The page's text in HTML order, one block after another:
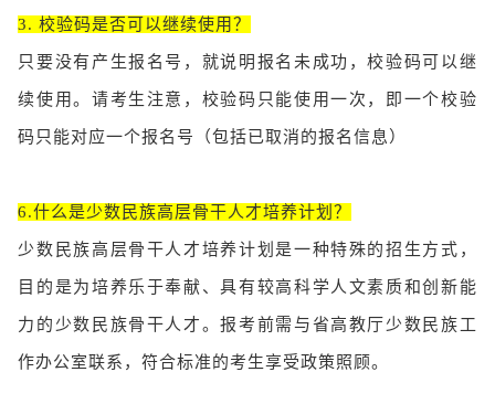
3. 校验码是否可以继续使用？
只要没有产生报名号，就说明报名未成功，校验码可以继
续使用。请考生注意，校验码只能使用一次，即一个校验
码只能对应一个报名号（包括已取消的报名信息）
6.什么是少数民族高层骨干人才培养计划？
少数民族高层骨干人才培养计划是一种特殊的招生方式，
目的是为培养乐于奉献、具有较高科学人文素质和创新能
力的少数民族骨干人才。报考前需与省高教厅少数民族工
作办公室联系，符合标准的考生享受政策照顾。